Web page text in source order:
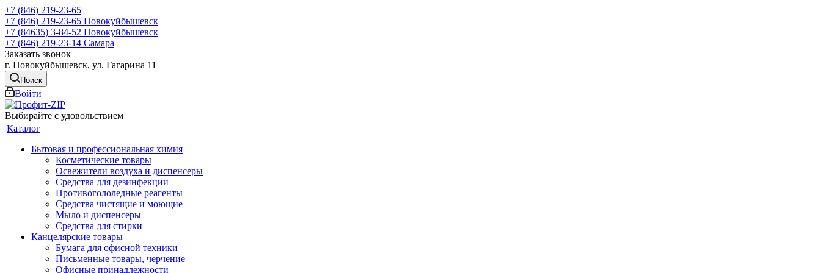
+7 (846) 219-23-65
+7 (846) 219-23-65 Новокуйбышевск
+7 (84635) 3-84-52 Новокуйбышевск
+7 (846) 219-23-14 Самара
Заказать звонок
г. Новокуйбышевск, ул. Гагарина 11
Поиск
Войти
Выбирайте с удовольствием
Каталог
Бытовая и профессиональная химия
Косметические товары
Освежители воздуха и диспенсеры
Средства для дезинфекции
Противогололедные реагенты
Средства чистящие и моющие
Мыло и диспенсеры
Средства для стирки
Канцелярские товары
Бумага для офисной техники
Письменные товары, черчение
Офисные принадлежности